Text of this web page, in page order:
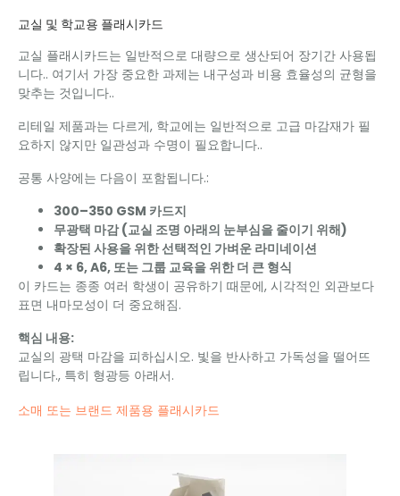
교실 및 학교용 플래시카드
교실 플래시카드는 일반적으로 대량으로 생산되어 장기간 사용됩
니다.. 여기서 가장 중요한 과제는 내구성과 비용 효율성의 균형을
맞추는 것입니다..
리테일 제품과는 다르게, 학교에는 일반적으로 고급 마감재가 필
요하지 않지만 일관성과 수명이 필요합니다..
공통 사양에는 다음이 포함됩니다.:
300–350 GSM 카드지
무광택 마감 (교실 조명 아래의 눈부심을 줄이기 위해)
확장된 사용을 위한 선택적인 가벼운 라미네이션
4 × 6, A6, 또는 그룹 교육을 위한 더 큰 형식
이 카드는 종종 여러 학생이 공유하기 때문에, 시각적인 외관보다
표면 내마모성이 더 중요해짐.
핵심 내용:
교실의 광택 마감을 피하십시오. 빛을 반사하고 가독성을 떨어뜨
립니다., 특히 형광등 아래서.
소매 또는 브랜드 제품용 플래시카드